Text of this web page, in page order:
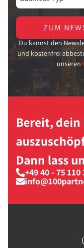
ZUM
Du kannst den
und kostenfrei
unseren
Bereit,
Dann lass
+49 40 - 75 110